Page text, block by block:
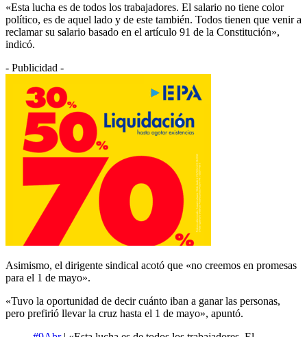
«Esta lucha es de todos los trabajadores. El salario no tiene color
político, es de aquel lado y de este también. Todos tienen que venir a
reclamar su salario basado en el artículo 91 de la Constitución»,
indicó.
- Publicidad -
Asimismo, el dirigente sindical acotó que «no creemos en promesas
para el 1 de mayo».
«Tuvo la oportunidad de decir cuánto iban a ganar las personas,
pero prefirió llevar la cruz hasta el 1 de mayo», apuntó.